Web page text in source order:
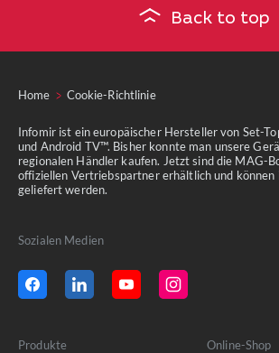
Back to top
Home Cookie-Richtlinie
Infomir ist ein europäischer Hersteller von Set-
und Android TV™. Bisher konnte man unsere
regionalen Händler kaufen. Jetzt sind die MAG-
offiziellen Vertriebspartner erhältlich und
geliefert werden.
Sozialen Medien
Produkte Online-Shop